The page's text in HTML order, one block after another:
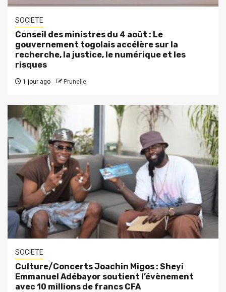
SOCIETE
Conseil des ministres du 4 août : Le
gouvernement togolais accélère sur la
recherche, la justice, le numérique et les
risques
1 jour ago Prunelle
SOCIETE
Culture/Concerts Joachin Migos : Sheyi
Emmanuel Adébayor soutient l’évènement
avec 10 millions de francs CFA